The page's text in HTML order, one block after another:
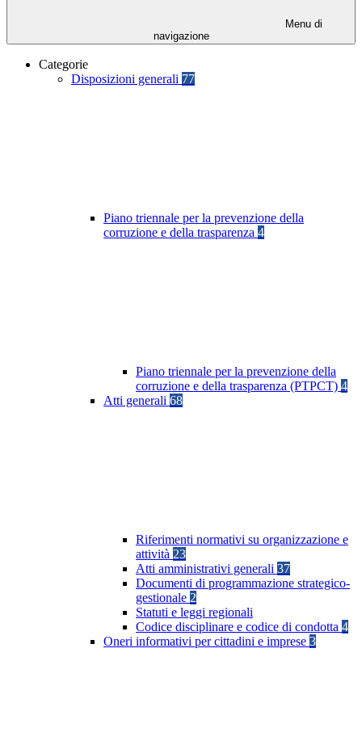
Menu di
navigazione
Categorie
Disposizioni generali 77
Piano triennale per la prevenzione della
corruzione e della trasparenza 4
Piano triennale per la prevenzione della
corruzione e della trasparenza (PTPCT) 4
Atti generali 68
Riferimenti normativi su organizzazione e
attività 23
Atti amministrativi generali 37
Documenti di programmazione strategico-
gestionale 2
Statuti e leggi regionali
Codice disciplinare e codice di condotta 4
Oneri informativi per cittadini e imprese 3